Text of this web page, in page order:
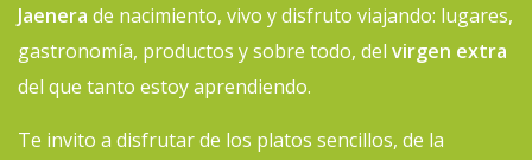
Jaenera de nacimiento, vivo y disfruto viajando: lugares,
gastronomía, productos y sobre todo, del virgen extra
del que tanto estoy aprendiendo.
Te invito a disfrutar de los platos sencillos, de la